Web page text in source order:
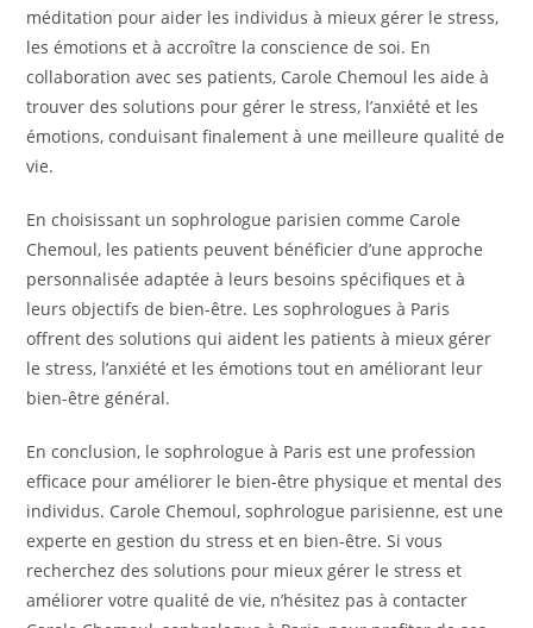
méditation pour aider les individus à mieux gérer le stress,
les émotions et à accroître la conscience de soi. En
collaboration avec ses patients, Carole Chemoul les aide à
trouver des solutions pour gérer le stress, l’anxiété et les
émotions, conduisant finalement à une meilleure qualité de
vie.
En choisissant un sophrologue parisien comme Carole
Chemoul, les patients peuvent bénéficier d’une approche
personnalisée adaptée à leurs besoins spécifiques et à
leurs objectifs de bien-être. Les sophrologues à Paris
offrent des solutions qui aident les patients à mieux gérer
le stress, l’anxiété et les émotions tout en améliorant leur
bien-être général.
En conclusion, le sophrologue à Paris est une profession
efficace pour améliorer le bien-être physique et mental des
individus. Carole Chemoul, sophrologue parisienne, est une
experte en gestion du stress et en bien-être. Si vous
recherchez des solutions pour mieux gérer le stress et
améliorer votre qualité de vie, n’hésitez pas à contacter